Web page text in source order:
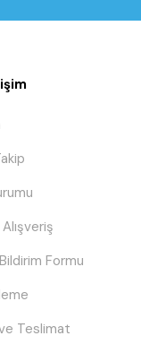
Formu
Teslimat